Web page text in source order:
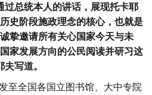
过总统本人的讲话，展现托卡耶
史阶段施政理念的核心，也就是
挚邀请所有关心国家今天与未
家发展方向的公民阅读并研习这
写道。
至全国各国立图书馆、大中专院